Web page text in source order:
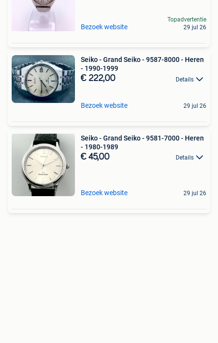
Bezoek website
Topadvertentie
29 jul 26
Seiko - Grand Seiko - 9587-8000 - Heren
- 1990-1999
€ 222,00 Details
Bezoek website 29 jul 26
Seiko - Grand Seiko - 9581-7000 - Heren
- 1980-1989
€ 45,00 Details
Bezoek website 29 jul 26